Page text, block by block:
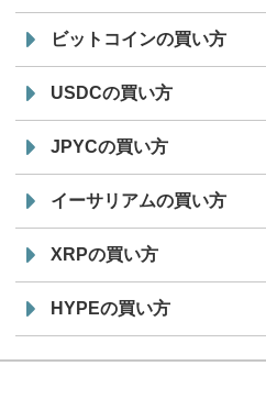
ビットコインの買い方
USDCの買い方
JPYCの買い方
イーサリアムの買い方
XRPの買い方
HYPEの買い方